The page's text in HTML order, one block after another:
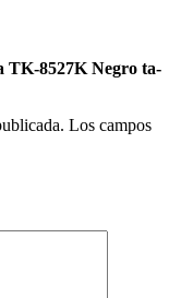
TK-8527K Negro ta-
Los campos